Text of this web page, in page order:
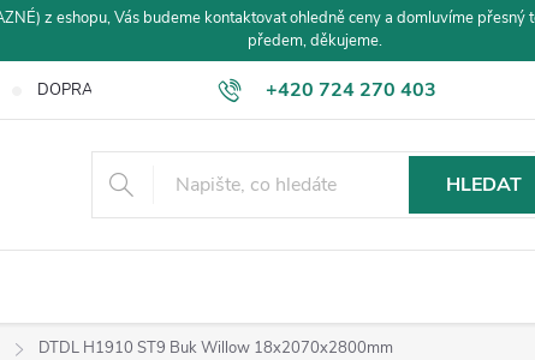
z eshopu, Vás budeme kontaktovat ohledně ceny a domluvíme
předem, děkujeme.
+420 724 270 403
DOPRAVA A PLATBA
HLEDAT
DTDL H1910 ST9 Buk Willow 18x2070x2800mm